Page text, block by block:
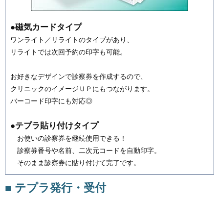
●磁気カードタイプ
ワンライト／リライトのタイプがあり、
リライトでは次回予約の印字も可能。
お好きなデザインで診察券を作成するので、
クリニックのイメージＵＰにもつながります。
バーコード印字にも対応◎
●テプラ貼り付けタイプ
お使いの診察券を継続使用できる！
診察券番号や名前、二次元コードを自動印字。
そのまま診察券に貼り付けて完了です。
■ テプラ発行・受付